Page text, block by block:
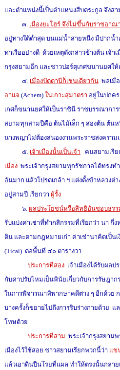
และตำแหน่งนี้เป็นตำแหน่งสืบตระกูล จึงส
๓. เมืองยะโฮร์ จึงไม่ขึ้นกับราชอาณ
อยู่ทางใต้ต่ำสุด บนแม่น้ำสายหนึ่ง มีปากน้
ท่าเรืออย่างดี ด้วยเหตุดังกล่าวข้างต้น เจ้
กรุงสยามอีก และชาวปอร์ตุเกศขนานยศให้
๔. เมืองปัตตานีก็เช่นเดียวกัน พลเมื
อาแจ (Achem) ในเกาะสุมาตรา อยู่ในปกค
เกศก็ขนานยศให้เป็นราชินี ราชบรรณากา
สยามทุกสามปีคือ ต้นไม้เล็ก ๆ สองต้น ต้นห
นางพญาไม่ต้องสนองงานพระราชสงคราม
๕. เจ้าเมืองนั้นเป็นเจ้า คนสยามเรี
เมืองพระเจ้ากรุงสยามทุกรัชกาลได้ทรงทำ
อันมาก แล้วโปรดเกล้า ฯ แต่งตั้งข้าหลวงต่
อยู่สามปี เรียกว่า ผู้รั้ง
๖. ผลประโยชน์หรือสิทธิอันชอบธรร
รับแบ่งค่าเช่าที่ทำกสิกรรมที่เรียกว่า นา กึ่
ดิน และตามกฎหมายเก่า ค่าเช่านาคิดเป็น
(Tical) ต่อพื้นที่ ๔๐ ตารางวา
ประการที่สองเจ้าเมืองได้รับผลป
กับค่าปรับไหมเป็นพินัยเกี่ยวกับการรัษฎาก
ในการพิจารณาพิพากษาคดีต่าง ๆ อีกด้วย
บางครั้งก็ขยายไปถึงการริบร่างกายด้วย แ
โทษด้วย
ประการที่สาม พระเจ้ากรุงสยาม
เมืองไว้ใช้สอย ชาวสยามเรียกพวกนี้ว่า แข
แล้วเอาดินปืนโรยที่แผล ทำให้ตรงนั้นกลา